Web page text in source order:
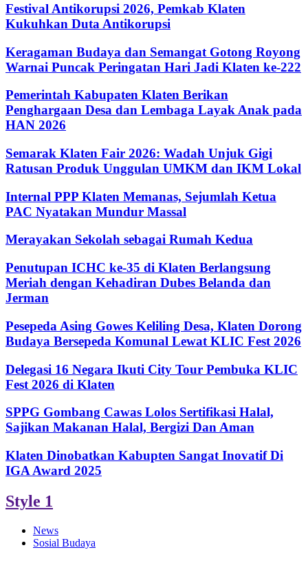
Festival Antikorupsi 2026, Pemkab Klaten
Kukuhkan Duta Antikorupsi
Keragaman Budaya dan Semangat Gotong Royong
Warnai Puncak Peringatan Hari Jadi Klaten ke-222
Pemerintah Kabupaten Klaten Berikan
Penghargaan Desa dan Lembaga Layak Anak pada
HAN 2026
Semarak Klaten Fair 2026: Wadah Unjuk Gigi
Ratusan Produk Unggulan UMKM dan IKM Lokal
Internal PPP Klaten Memanas, Sejumlah Ketua
PAC Nyatakan Mundur Massal
Merayakan Sekolah sebagai Rumah Kedua
Penutupan ICHC ke-35 di Klaten Berlangsung
Meriah dengan Kehadiran Dubes Belanda dan
Jerman
Pesepeda Asing Gowes Keliling Desa, Klaten Dorong
Budaya Bersepeda Komunal Lewat KLIC Fest 2026
Delegasi 16 Negara Ikuti City Tour Pembuka KLIC
Fest 2026 di Klaten
SPPG Gombang Cawas Lolos Sertifikasi Halal,
Sajikan Makanan Halal, Bergizi Dan Aman
Klaten Dinobatkan Kabupten Sangat Inovatif Di
IGA Award 2025
Style 1
News
Sosial Budaya